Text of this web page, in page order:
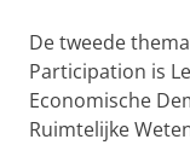
De tweede
Participation is
Economische
Ruimtelijke